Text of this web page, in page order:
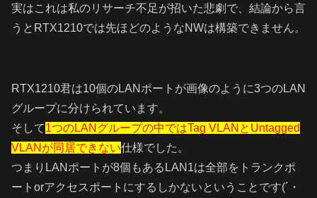
実はこれは私のリサーチ不足が招いた悲劇で、結論から言
うとRTX1210では先ほどのようなNWは構築できません。
RTX1210君は10個のLANポートが画像のように3つのLAN
グループに分けられています。
そして1つのLANグループの中ではTag VLANとUntagged
VLANが同居できない仕様でした。
つまりLANポートが8個もあるLAN1は全部をトランクポ
ートorアクセスポートにするしかないということです(´・